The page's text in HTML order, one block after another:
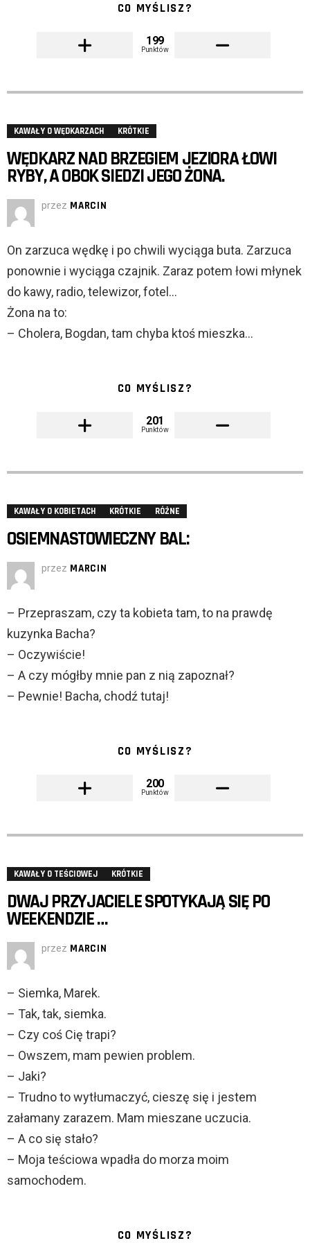
CO MYŚLISZ?
199
Punktów
KAWAŁY O WĘDKARZACH KRÓTKIE
WĘDKARZ NAD BRZEGIEM JEZIORA ŁOWI
RYBY, A OBOK SIEDZI JEGO ŻONA.
przez MARCIN
On zarzuca wędkę i po chwili wyciąga buta. Zarzuca
ponownie i wyciąga czajnik. Zaraz potem łowi młynek
do kawy, radio, telewizor, fotel…
Żona na to:
– Cholera, Bogdan, tam chyba ktoś mieszka…
CO MYŚLISZ?
201
Punktów
KAWAŁY O KOBIETACH KRÓTKIE RÓŻNE
OSIEMNASTOWIECZNY BAL:
przez MARCIN
– Przepraszam, czy ta kobieta tam, to na prawdę
kuzynka Bacha?
– Oczywiście!
– A czy mógłby mnie pan z nią zapoznał?
– Pewnie! Bacha, chodź tutaj!
CO MYŚLISZ?
200
Punktów
KAWAŁY O TEŚCIOWEJ KRÓTKIE
DWAJ PRZYJACIELE SPOTYKAJĄ SIĘ PO
WEEKENDZIE …
przez MARCIN
– Siemka, Marek.
– Tak, tak, siemka.
– Czy coś Cię trapi?
– Owszem, mam pewien problem.
– Jaki?
– Trudno to wytłumaczyć, cieszę się i jestem
załamany zarazem. Mam mieszane uczucia.
– A co się stało?
– Moja teściowa wpadła do morza moim
samochodem.
CO MYŚLISZ?